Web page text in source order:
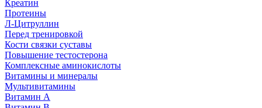
Креатин
Протеины
Л-Цитруллин
Перед тренировкой
Кости связки суставы
Повышение тестостерона
Комплексные аминокислоты
Витамины и минералы
Мультивитамины
Витамин A